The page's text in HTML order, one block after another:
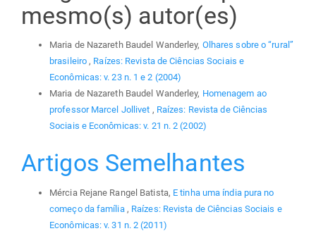
mesmo(s) autor(es)
Maria de Nazareth Baudel Wanderley, Olhares sobre o “rural”
brasileiro, Raízes: Revista de Ciências Sociais e
Econômicas: v. 23 n. 1 e 2 (2004)
Maria de Nazareth Baudel Wanderley, Homenagem ao
professor Marcel Jollivet , Raízes: Revista de Ciências
Sociais e Econômicas: v. 21 n. 2 (2002)
Artigos Semelhantes
Mércia Rejane Rangel Batista, E tinha uma índia pura no
começo da família , Raízes: Revista de Ciências Sociais e
Econômicas: v. 31 n. 2 (2011)